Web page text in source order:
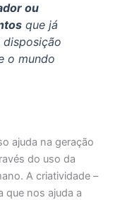
ou
que já
disposição
o mundo
ajuda na geração
do uso da
A criatividade –
que nos ajuda a